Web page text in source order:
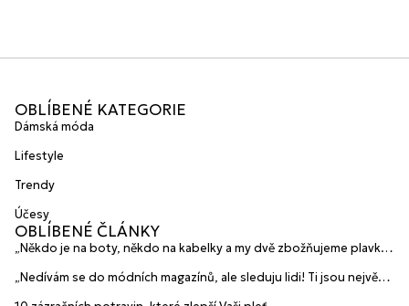
OBLÍBENÉ KATEGORIE
Dámská móda
Lifestyle
Trendy
Účesy
OBLÍBENÉ ČLÁNKY
„Někdo je na boty, někdo na kabelky a my dvě zbožňujeme plavky“
HANAJANA Swimwear
„Nedívám se do módních magazínů, ale sleduju lidi! Ti jsou největší